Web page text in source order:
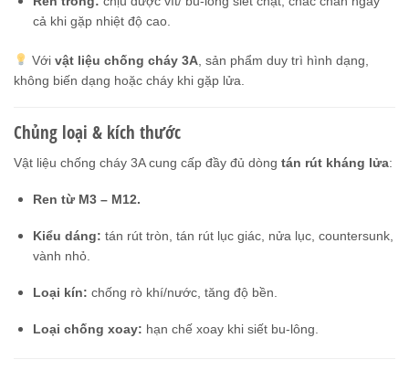
cả khi gặp nhiệt độ cao.
Với vật liệu chống cháy 3A, sản phẩm duy trì hình dạng,
không biến dạng hoặc cháy khi gặp lửa.
Chủng loại & kích thước
Vật liệu chống cháy 3A cung cấp đầy đủ dòng tán rút kháng lửa:
Ren từ M3 – M12.
Kiểu dáng: tán rút tròn, tán rút lục giác, nửa lục, countersunk,
vành nhỏ.
Loại kín: chống rò khí/nước, tăng độ bền.
Loại chống xoay: hạn chế xoay khi siết bu-lông.